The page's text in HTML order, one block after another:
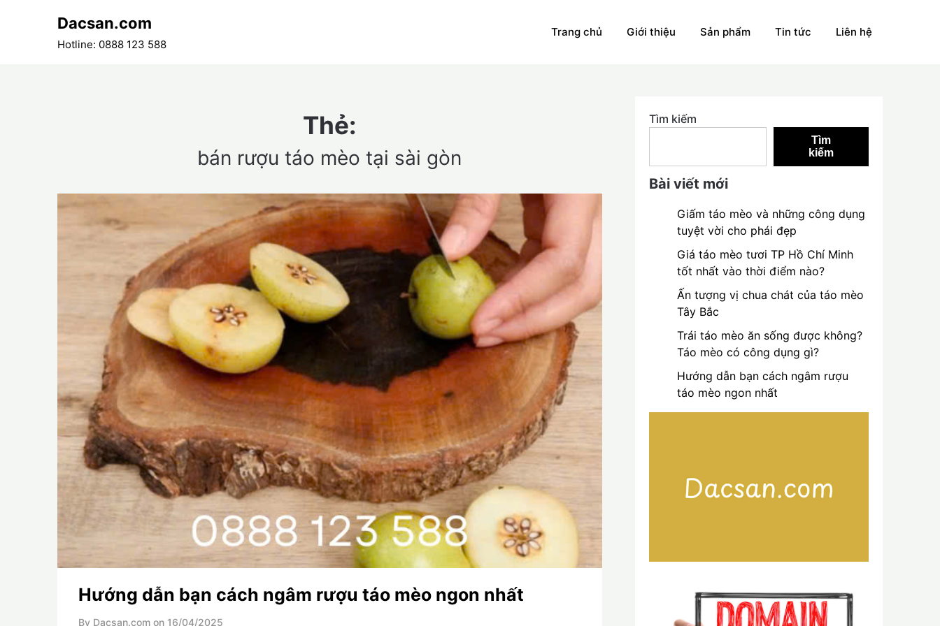
Dacsan.com
Hotline: 0888 123 588
Trang chủ Giới thiệu Sản phẩm Tin tức Liên hệ
Thẻ:
bán rượu táo mèo tại sài gòn
Hướng dẫn bạn cách ngâm rượu táo mèo ngon nhất
By Dacsan.com on 16/04/2025
Tìm kiếm
Tìm
kiếm
Bài viết mới
Giấm táo mèo và những công dụng
tuyệt vời cho phái đẹp
Giá táo mèo tươi TP Hồ Chí Minh
tốt nhất vào thời điểm nào?
Ấn tượng vị chua chát của táo mèo
Tây Bắc
Trái táo mèo ăn sống được không?
Táo mèo có công dụng gì?
Hướng dẫn bạn cách ngâm rượu
táo mèo ngon nhất